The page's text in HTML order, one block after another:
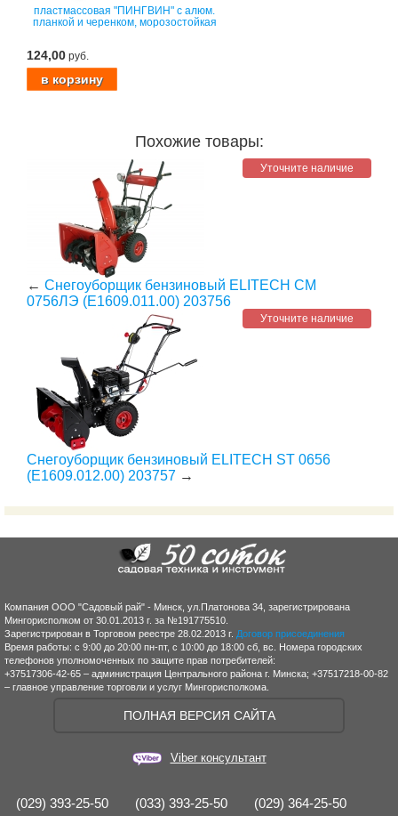
пластмассовая "ПИНГВИН" с алюм.
планкой и черенком, морозостойкая
124,00 руб.
Похожие товары:
Уточните наличие
← Снегоуборщик бензиновый ELITECH СМ
0756ЛЭ (E1609.011.00) 203756
Уточните наличие
Снегоуборщик бензиновый ELITECH ST 0656
(E1609.012.00) 203757 →
Компания ООО "Садовый рай" - Минск, ул.Платонова 34, зарегистрирована
Мингорисполком от 30.01.2013 г. за №191775510.
Зарегистрирован в Торговом реестре 28.02.2013 г. Договор присоединения
Время работы: с 9:00 до 20:00 пн-пт, с 10:00 до 18:00 сб, вс. Номера городских
телефонов уполномоченных по защите прав потребителей:
+37517306-42-65 – администрация Центрального района г. Минска; +37517218-00-82
– главное управление торговли и услуг Мингорисполкома.
ПОЛНАЯ ВЕРСИЯ САЙТА
Viber консультант
(029) 393-25-50 (033) 393-25-50 (029) 364-25-50